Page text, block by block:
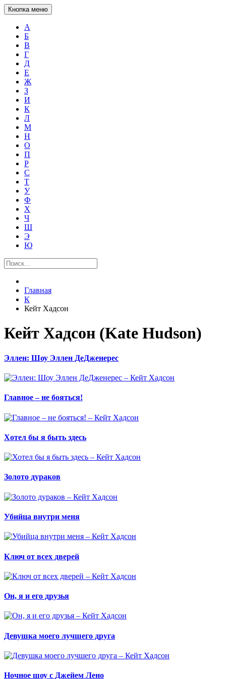
Кнопка меню
А
Б
В
Г
Д
Е
Ж
З
И
К
Л
М
Н
О
П
Р
С
Т
У
Ф
Х
Ч
Ш
Э
Ю
Главная
К
Кейт Хадсон
Кейт Хадсон (Kate Hudson)
Эллен: Шоу Эллен ДеДженерес
Главное – не бояться!
Хотел бы я быть здесь
Золото дураков
Убийца внутри меня
Ключ от всех дверей
Он, я и его друзья
Девушка моего лучшего друга
Ночное шоу с Джейем Лено